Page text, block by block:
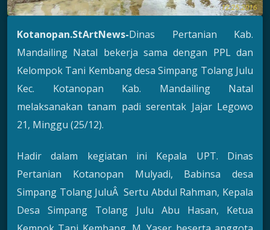
Kotanopan.StArtNews-Dinas Pertanian Kab.
Mandailing Natal bekerja sama dengan PPL dan
Kelompok Tani Kembang desa Simpang Tolang Julu
Kec. Kotanopan Kab. Mandailing Natal
melaksanakan tanam padi serentak Jajar Legowo
21, Minggu (25/12).
Hadir dalam kegiatan ini Kepala UPT. Dinas
Pertanian Kotanopan Mulyadi, Babinsa desa
Simpang Tolang JuluÂ Sertu Abdul Rahman, Kepala
Desa Simpang Tolang Julu Abu Hasan, Ketua